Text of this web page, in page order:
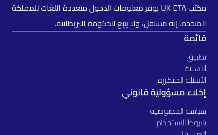
مكتب UK ETA يوفر معلومات الدخول متعددة اللغات للمملكة
المتحدة. إنه مستقل، ولا يتبع للحكومة البريطانية.
قائمة
تطبيق
الأهلية
الأسئلة المتكررة
إخلاء مسؤولية قانوني
سياسة الخصوصية
شروط الاستخدام